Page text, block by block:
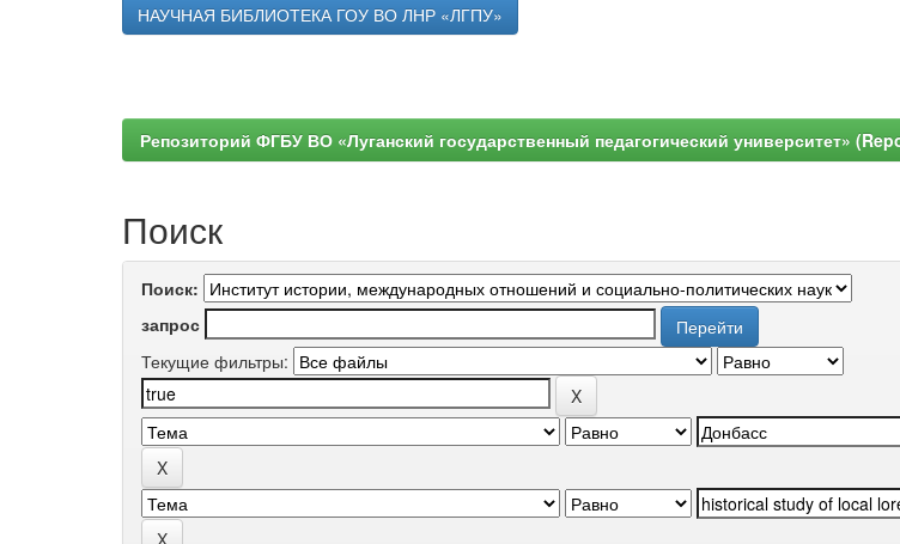
НАУЧНАЯ БИБЛИОТЕКА ГОУ ВО ЛНР «ЛГПУ»
Репозиторий ФГБУ ВО «Луганский государственный педагогический университет»
Поиск
Поиск:
запрос
Текущие фильтры: